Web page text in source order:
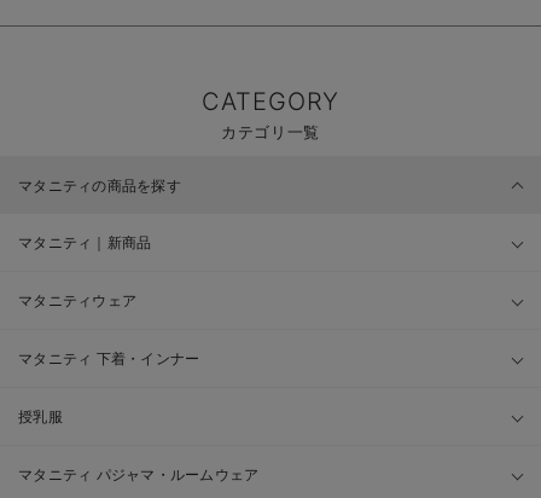
CATEGORY
カテゴリ一覧
マタニティの商品を探す
マタニティ｜新商品
マタニティウェア
マタニティ 下着・インナー
授乳服
マタニティ パジャマ・ルームウェア